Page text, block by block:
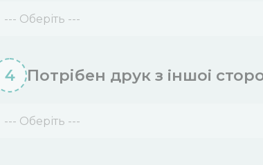
--- Оберіть ---
4 Потрібен друк з iншоi
--- Оберіть ---